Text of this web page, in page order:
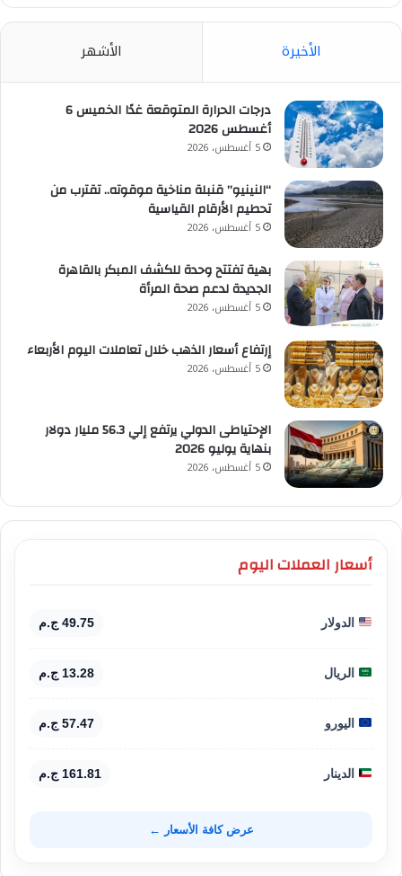
الأخيرة الأشهر
درجات الحرارة المتوقعة غدًا الخميس 6
أغسطس 2026
5 أغسطس، 2026
“النينيو” قنبلة مناخية موقوته.. تقترب من
تحطيم الأرقام القياسية
5 أغسطس، 2026
بهية تفتتح وحدة للكشف المبكر بالقاهرة
الجديدة لدعم صحة المرأة
5 أغسطس، 2026
إرتفاع أسعار الذهب خلال تعاملات اليوم الأربعاء
5 أغسطس، 2026
الإحتياطى الدولي يرتفع إلي 56.3 مليار دولار
بنهاية يوليو 2026
5 أغسطس، 2026
أسعار العملات اليوم
الدولار 49.75 ج.م
الريال 13.28 ج.م
اليورو 57.47 ج.م
الدينار 161.81 ج.م
عرض كافة الأسعار ←